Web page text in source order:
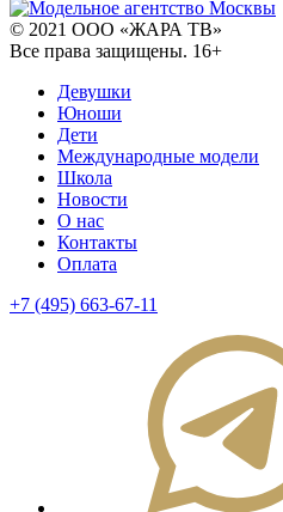
© 2021 ООО «ЖАРА ТВ»
Все права защищены. 16+
Девушки
Юноши
Дети
Международные модели
Школа
Новости
О нас
Контакты
Оплата
+7 (495) 663-67-11